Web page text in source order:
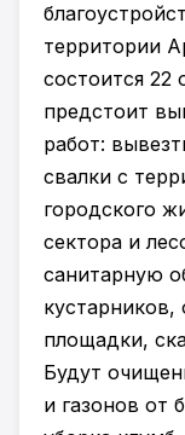
территории
состоится 22
предстоит
работ:
свалки с
городского
сектора и
санитарную
кустарников,
площадки,
Будут
и газонов от